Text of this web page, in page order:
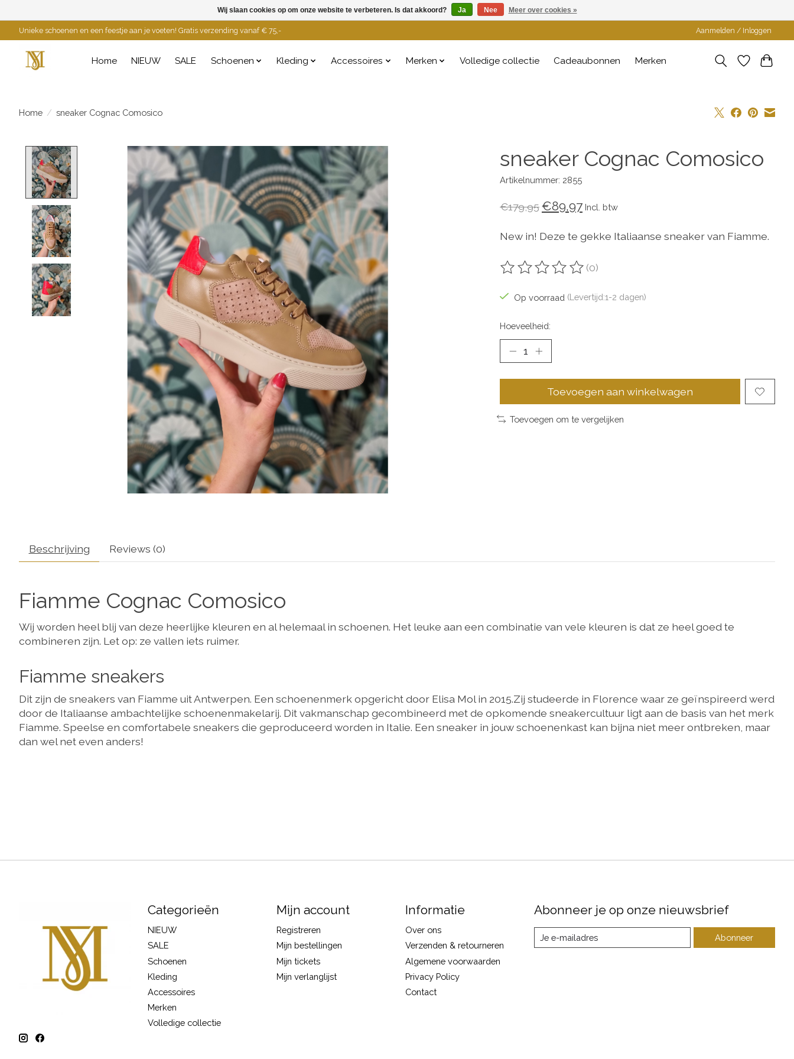
Unieke schoenen en een feestje aan je voeten! Gratis verzending vanaf € 75,- Aanmelden / Inloggen
Home NIEUW SALE Schoenen Kleding Accessoires Merken Volledige collectie Cadeaubonnen Merken
Home / sneaker Cognac Comosico
Product image slideshow Items sneaker Cognac Comosico
Artikelnummer: 2855
€179,95€89,97 Incl. btw
New in! Deze te gekke Italiaanse sneaker van Fiamme.
De beoordeling van dit product is
(0)
Op voorraad (Levertijd:1-2 dagen)
Hoeveelheid:
Toevoegen aan winkelwagen
Toevoegen om te vergelijken
Beschrijving Reviews (0)
Fiamme Cognac Comosico
Wij worden heel blij van deze heerlijke kleuren en al helemaal in schoenen. Het leuke aan een combinatie van vele kleuren is dat ze heel goed te
combineren zijn. Let op: ze vallen iets ruimer.
Fiamme sneakers
Dit zijn de sneakers van Fiamme uit Antwerpen. Een schoenenmerk opgericht door Elisa Mol in 2015.Zij studeerde in Florence waar ze geïnspireerd werd
door de Italiaanse ambachtelijke schoenenmakelarij. Dit vakmanschap gecombineerd met de opkomende sneakercultuur ligt aan de basis van het merk
Fiamme. Speelse en comfortabele sneakers die geproduceerd worden in Italie. Een sneaker in jouw schoenenkast kan bijna niet meer ontbreken, maar
dan wel net even anders!
Categorieën
NIEUW
SALE
Schoenen
Kleding
Accessoires
Merken
Volledige collectie
Mijn account
Registreren
Mijn bestellingen
Mijn tickets
Mijn verlanglijst
Informatie
Over ons
Verzenden & retourneren
Algemene voorwaarden
Privacy Policy
Contact
Abonneer je op onze nieuwsbrief
Abonneer
Wij slaan cookies op om onze website te verbeteren. Is dat akkoord? Ja Nee Meer over cookies »